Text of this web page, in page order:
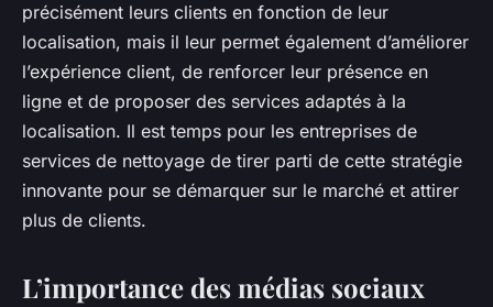
précisément leurs clients en fonction de leur
localisation, mais il leur permet également d’améliorer
l’expérience client, de renforcer leur présence en
ligne et de proposer des services adaptés à la
localisation. Il est temps pour les entreprises de
services de nettoyage de tirer parti de cette stratégie
innovante pour se démarquer sur le marché et attirer
plus de clients.
L’importance des médias sociaux